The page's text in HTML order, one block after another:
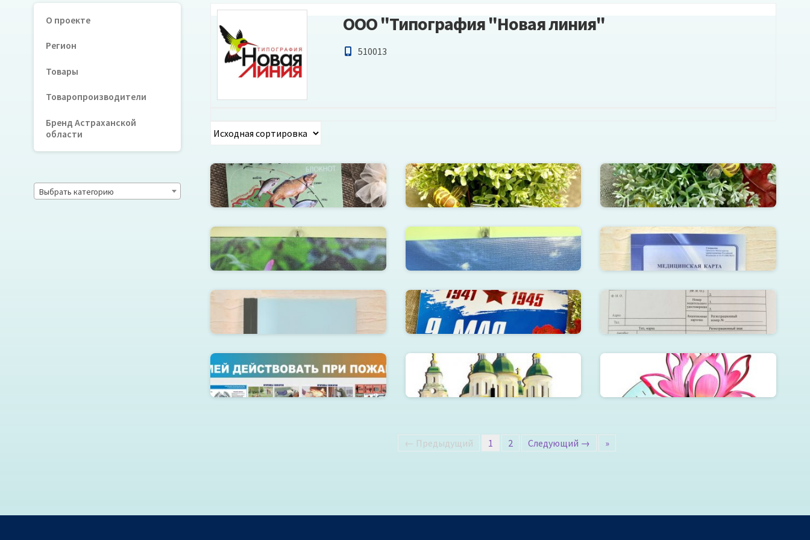
О проекте
Регион
Товары
Товаропроизводители
Бренд Астраханской
области
Выбрать категорию
ООО "Типография "Новая линия"
510013
Блокнот А6 в ассортименте Зажигалка Значки с » 9 мая День Победы»
Картина на холсте на подрамнике А3 Картина на холсте на подрамнике А4 Медицинская карта
Плакат А3 Путевой лист А5
Стенд по пожарной безопасности Часы деревянные «Кремль» Часы деревянные «Лотос»
← Предыдущий 1 2 Следующий → »